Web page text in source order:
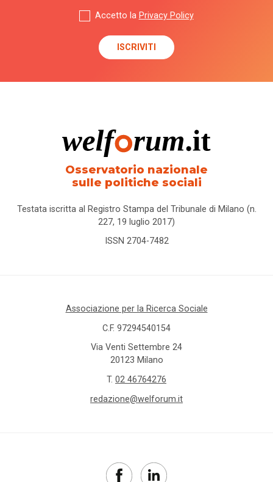
Accetto la Privacy Policy
Osservatorio nazionale
sulle politiche sociali
Testata iscritta al Registro Stampa del Tribunale di Milano (n.
227, 19 luglio 2017)
ISSN 2704-7482
Associazione per la Ricerca Sociale
C.F. 97294540154
Via Venti Settembre 24
20123 Milano
T. 02 46764276
redazione@welforum.it